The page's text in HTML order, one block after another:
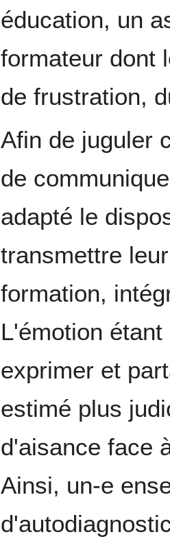
éducation, un
formateur dont
de frustration,
Afin de juguler
de
adapté le
transmettre
formation,
L'émotion
exprimer et
estimé plus
d'aisance face
Ainsi, un-e